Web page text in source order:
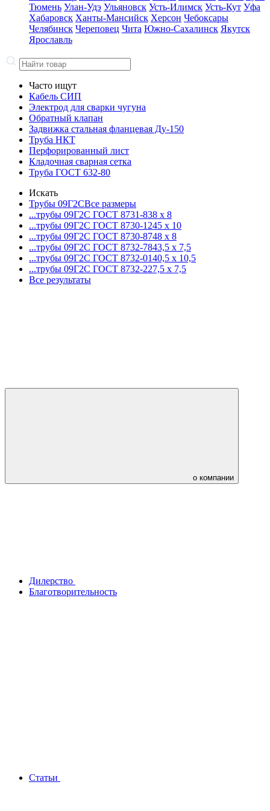
Тюмень Улан-Удэ Ульяновск Усть-Илимск Усть-Кут Уфа
Хабаровск Ханты-Мансийск Херсон Чебоксары
Челябинск Череповец Чита Южно-Сахалинск Якутск
Ярославль
Часто ищут
Кабель СИП
Электрод для сварки чугуна
Обратный клапан
Задвижка стальная фланцевая Ду-150
Труба НКТ
Перфорированный лист
Кладочная сварная сетка
Труба ГОСТ 632-80
Искать
Трубы 09Г2СВсе размеры
...трубы 09Г2С ГОСТ 8731-838 x 8
...трубы 09Г2С ГОСТ 8730-1245 x 10
...трубы 09Г2С ГОСТ 8730-8748 x 8
...трубы 09Г2С ГОСТ 8732-7843,5 x 7,5
...трубы 09Г2С ГОСТ 8732-0140,5 x 10,5
...трубы 09Г2С ГОСТ 8732-227,5 x 7,5
Все результаты
о компании
Дилерство
Благотворительность
Статьи